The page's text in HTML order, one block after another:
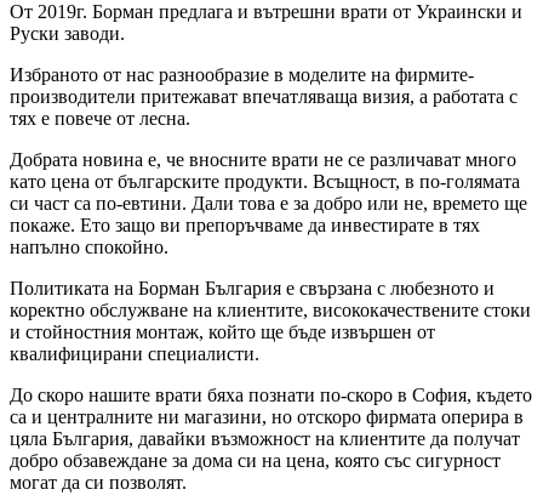
От 2019г. Борман предлага и вътрешни врати от Украински и
Руски заводи.
Избраното от нас разнообразие в моделите на фирмите-
производители притежават впечатляваща визия, а работата с
тях е повече от лесна.
Добрата новина е, че вносните врати не се различават много
като цена от българските продукти. Всъщност, в по-голямата
си част са по-евтини. Дали това е за добро или не, времето ще
покаже. Ето защо ви препоръчваме да инвестирате в тях
напълно спокойно.
Политиката на Борман България е свързана с любезното и
коректно обслужване на клиентите, висококачествените стоки
и стойностния монтаж, който ще бъде извършен от
квалифицирани специалисти.
До скоро нашите врати бяха познати по-скоро в София, където
са и централните ни магазини, но отскоро фирмата оперира в
цяла България, давайки възможност на клиентите да получат
добро обзавеждане за дома си на цена, която със сигурност
могат да си позволят.